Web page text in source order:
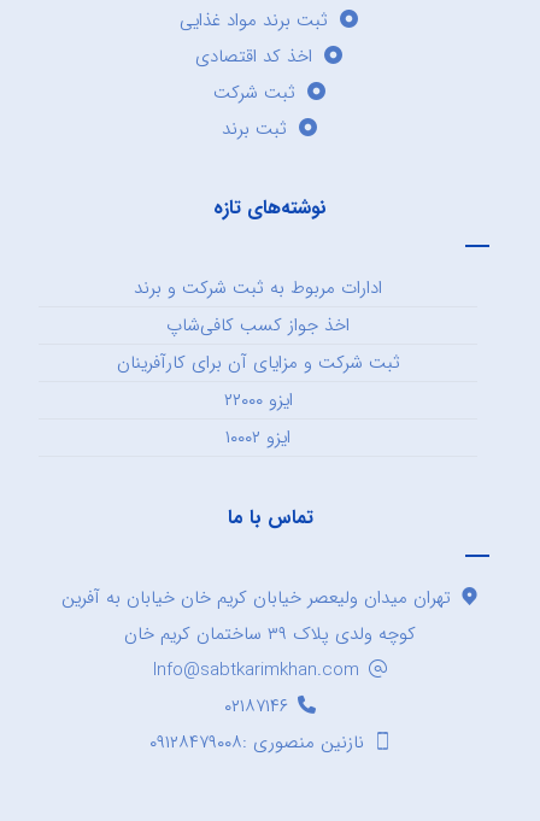
ثبت برند مواد غذایی
اخذ کد اقتصادی
ثبت شرکت
ثبت برند
نوشته‌های تازه
ادارات مربوط به ثبت شرکت و برند
اخذ جواز کسب کافی‌شاپ
ثبت شرکت و مزایای آن برای کارآفرینان
ایزو ۲۲۰۰۰
ایزو ۱۰۰۰۲
تماس با ما
تهران میدان ولیعصر خیابان کریم خان خیابان به آفرین
کوچه ولدی پلاک ۳۹ ساختمان کریم خان
Info@sabtkarimkhan.com
۰۲۱۸۷۱۴۶
نازنین منصوری :۰۹۱۲۸۴۷۹۰۰۸